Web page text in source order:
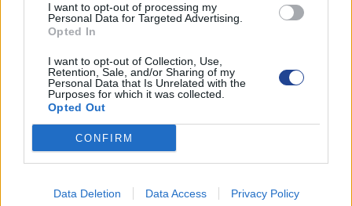
I want to opt-out of processing my
Personal Data for Targeted Advertising.
Opted In
I want to opt-out of Collection, Use,
Retention, Sale, and/or Sharing of my
Personal Data that Is Unrelated with the
Purposes for which it was collected.
Opted Out
CONFIRM
Data Deletion Data Access Privacy Policy
ΑΝΑΚΟΙΝΩΣΕΙΣ
ΔΡΑΣΕΙΣ-ΣΥΝΑΝΤΗΣΕΙΣ
ΛΑΡΝΑΚΑ
ΛΕΜΕΣΟΣ
ΛΕΥΚΩΣΙΑ-ΚΕΡΥΝΕΙΑ
ΠΑΦΟΣ